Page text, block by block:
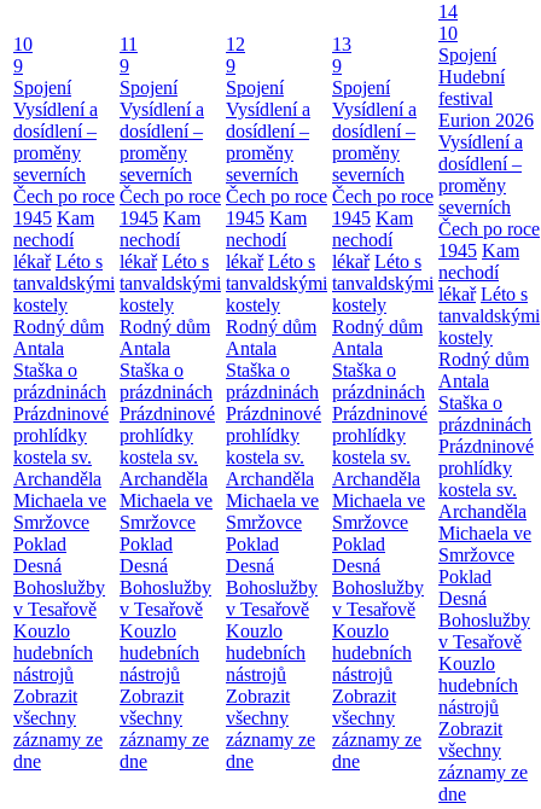
10
9
Spojení
Vysídlení a
dosídlení –
proměny
severních
Čech po roce
1945 Kam
nechodí
lékař Léto s
tanvaldskými
kostely
Rodný dům
Antala
Staška o
prázdninách
Prázdninové
prohlídky
kostela sv.
Archanděla
Michaela ve
Smržovce
Poklad
Desná
Bohoslužby
v Tesařově
Kouzlo
hudebních
nástrojů
Zobrazit
všechny
záznamy ze
dne
11
9
Spojení
Vysídlení a
dosídlení –
proměny
severních
Čech po roce
1945 Kam
nechodí
lékař Léto s
tanvaldskými
kostely
Rodný dům
Antala
Staška o
prázdninách
Prázdninové
prohlídky
kostela sv.
Archanděla
Michaela ve
Smržovce
Poklad
Desná
Bohoslužby
v Tesařově
Kouzlo
hudebních
nástrojů
Zobrazit
všechny
záznamy ze
dne
12
9
Spojení
Vysídlení a
dosídlení –
proměny
severních
Čech po roce
1945 Kam
nechodí
lékař Léto s
tanvaldskými
kostely
Rodný dům
Antala
Staška o
prázdninách
Prázdninové
prohlídky
kostela sv.
Archanděla
Michaela ve
Smržovce
Poklad
Desná
Bohoslužby
v Tesařově
Kouzlo
hudebních
nástrojů
Zobrazit
všechny
záznamy ze
dne
13
9
Spojení
Vysídlení a
dosídlení –
proměny
severních
Čech po roce
1945 Kam
nechodí
lékař Léto s
tanvaldskými
kostely
Rodný dům
Antala
Staška o
prázdninách
Prázdninové
prohlídky
kostela sv.
Archanděla
Michaela ve
Smržovce
Poklad
Desná
Bohoslužby
v Tesařově
Kouzlo
hudebních
nástrojů
Zobrazit
všechny
záznamy ze
dne
14
10
Spojení
Hudební
festival
Eurion 2026
Vysídlení a
dosídlení –
proměny
severních
Čech po roce
1945 Kam
nechodí
lékař Léto s
tanvaldskými
kostely
Rodný dům
Antala
Staška o
prázdninách
Prázdninové
prohlídky
kostela sv.
Archanděla
Michaela ve
Smržovce
Poklad
Desná
Bohoslužby
v Tesařově
Kouzlo
hudebních
nástrojů
Zobrazit
všechny
záznamy ze
dne